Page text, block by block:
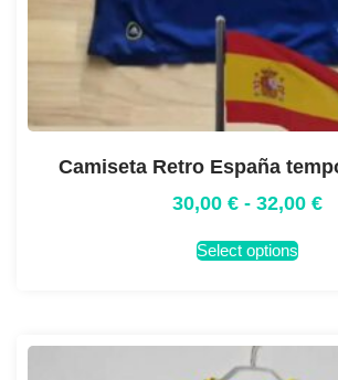
Camiseta Retro España
30,00 € - 32,00 €
Select options